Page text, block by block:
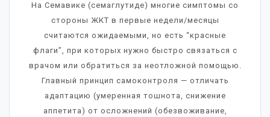
На Семавике (семаглутиде) многие симптомы со
стороны ЖКТ в первые недели/месяцы
считаются ожидаемыми, но есть “красные
флаги”, при которых нужно быстро связаться с
врачом или обратиться за неотложной помощью.
Главный принцип самоконтроля — отличать
адаптацию (умеренная тошнота, снижение
аппетита) от осложнений (обезвоживание,